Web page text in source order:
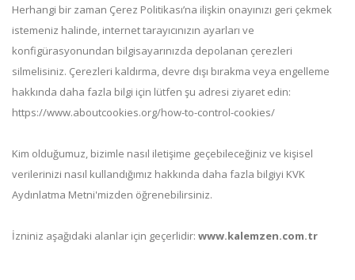
Herhangi bir zaman Çerez Politikası’na ilişkin onayınızı geri çekmek
istemeniz halinde, internet tarayıcınızın ayarları ve
konfigürasyonundan bilgisayarınızda depolanan çerezleri
silmelisiniz. Çerezleri kaldırma, devre dışı bırakma veya engelleme
hakkında daha fazla bilgi için lütfen şu adresi ziyaret edin:
https://www.aboutcookies.org/how-to-control-cookies/
Kim olduğumuz, bizimle nasıl iletişime geçebileceğiniz ve kişisel
verilerinizi nasıl kullandığımız hakkında daha fazla bilgiyi KVK
Aydınlatma Metni'mizden öğrenebilirsiniz.
İzniniz aşağıdaki alanlar için geçerlidir: www.kalemzen.com.tr